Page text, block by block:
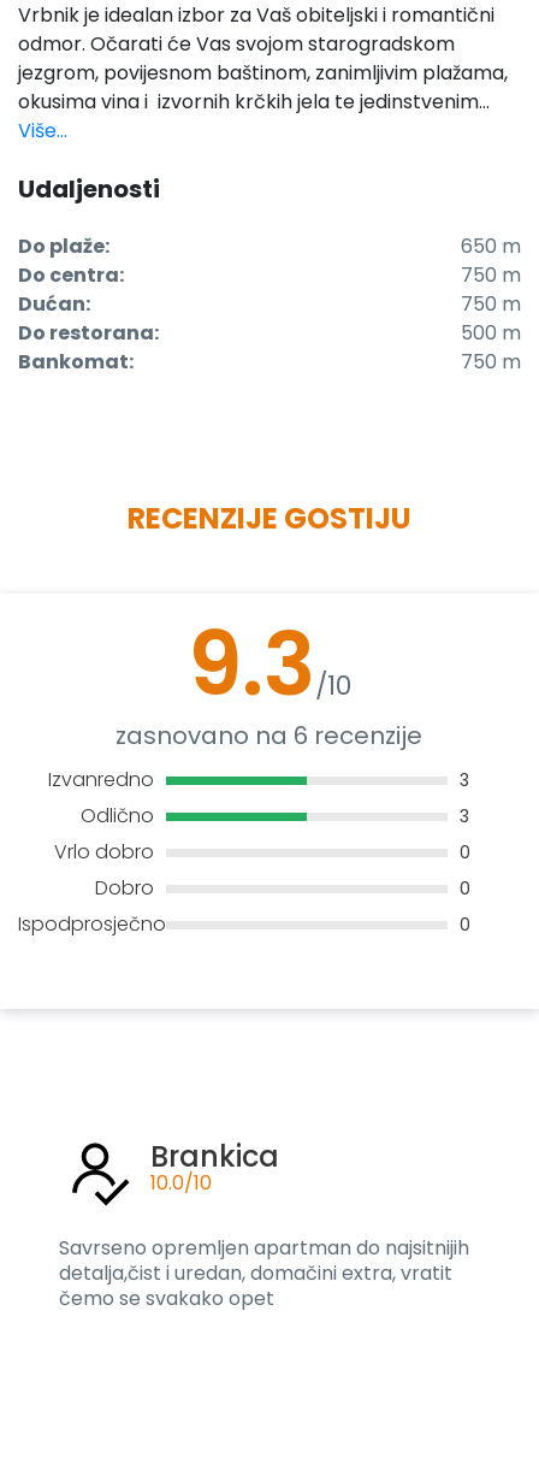
Vrbnik je idealan izbor za Vaš obiteljski i romantični
odmor. Očarati će Vas svojom starogradskom
jezgrom, povijesnom baštinom, zanimljivim plažama,
okusima vina i izvornih krčkih jela te jedinstvenim...
Više...
Udaljenosti
Do plaže:
650 m
Do centra:
750 m
Dućan:
750 m
Do restorana:
500 m
Bankomat:
750 m
RECENZIJE GOSTIJU
9.3/10
zasnovano na 6 recenzije
Izvanredno 3
Odlično 3
Vrlo dobro 0
Dobro 0
Ispodprosječno 0
Brankica
10.0/10
Savrseno opremljen apartman do najsitnijih
detalja,čist i uredan, domačini extra, vratit
čemo se svakako opet